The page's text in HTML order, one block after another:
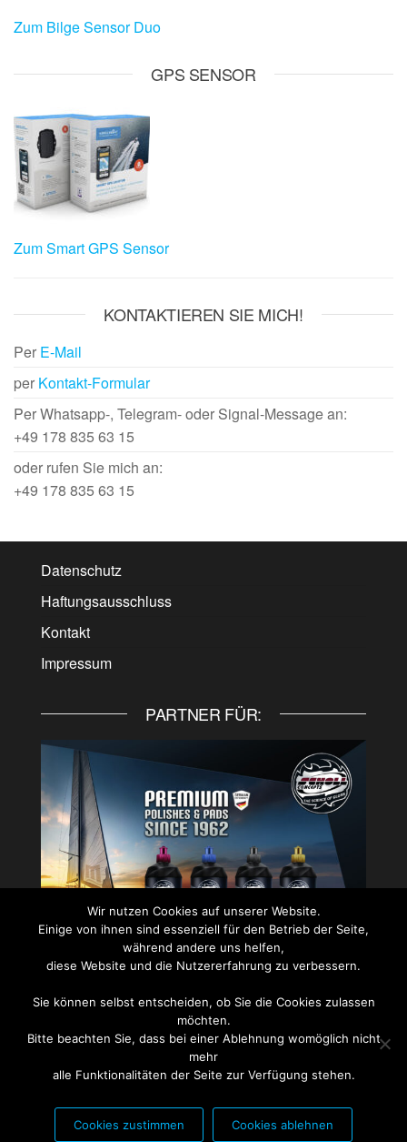
Zum Bilge Sensor Duo
GPS SENSOR
Zum Smart GPS Sensor
KONTAKTIEREN SIE MICH!
Per E-Mail
per Kontakt-Formular
Per Whatsapp-, Telegram- oder Signal-Message an:
+49 178 835 63 15
oder rufen Sie mich an:
+49 178 835 63 15
Datenschutz
Haftungsausschluss
Kontakt
Impressum
PARTNER FÜR:
PARTNER FÜR:
Wir nutzen Cookies auf unserer Website.
Einige von ihnen sind essenziell für den Betrieb der Seite,
während andere uns helfen,
diese Website und die Nutzererfahrung zu verbessern.
Sie können selbst entscheiden, ob Sie die Cookies zulassen
möchten.
Bitte beachten Sie, dass bei einer Ablehnung womöglich nicht
mehr
alle Funktionalitäten der Seite zur Verfügung stehen.
Cookies zustimmen Cookies ablehnen